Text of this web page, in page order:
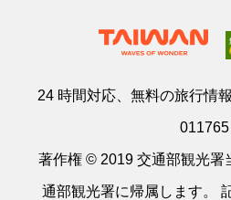
24 時間対応、無料の旅行情
011765
著作権 © 2019 交通部観光署
通部観光署に帰属します。